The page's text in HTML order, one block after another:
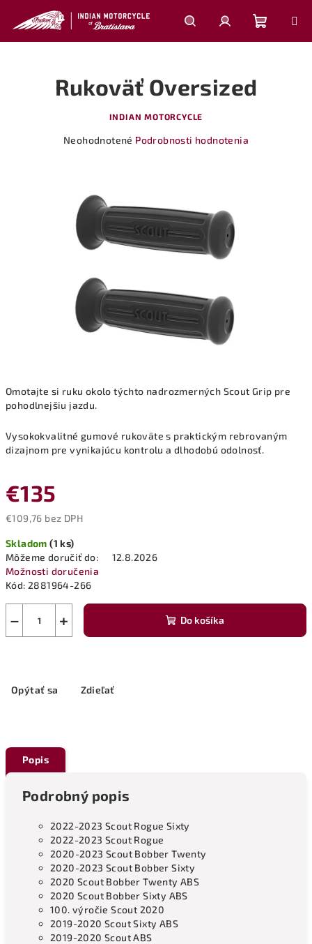
obsah
HľadaťPrihlásenie
Omotajte si ruku okolo týchto nadrozmerných Scout Grip pre
pohodlnejšiu jazdu.
Vysokokvalitné gumové rukoväte s praktickým rebrovaným
dizajnom pre vynikajúcu kontrolu a dlhodobú odolnosť.
€135
€109,76 bez DPH
cena:
Skladom(1 ks)
Môžeme doručiť do:
12.8.2026
Možnosti doručenia
Kód: 2881964-266
+
− Do košíka
Opýtať sa Zdieľať
Rukoväť Oversized
INDIAN MOTORCYCLE
Priemerné
hviezdičiek.
Neohodnotené Podrobnosti hodnotenia
Popis
Podrobný popis
2022-2023 Scout Rogue Sixty
2022-2023 Scout Rogue
2020-2023 Scout Bobber Twenty
2020-2023 Scout Bobber Sixty
2020 Scout Bobber Twenty ABS
2020 Scout Bobber Sixty ABS
100. výročie Scout 2020
2019-2020 Scout Sixty ABS
2019-2020 Scout ABS